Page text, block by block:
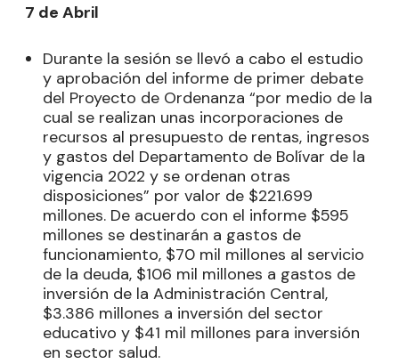
7 de Abril
Durante la sesión se llevó a cabo el estudio
y aprobación del informe de primer debate
del Proyecto de Ordenanza “por medio de la
cual se realizan unas incorporaciones de
recursos al presupuesto de rentas, ingresos
y gastos del Departamento de Bolívar de la
vigencia 2022 y se ordenan otras
disposiciones” por valor de $221.699
millones. De acuerdo con el informe $595
millones se destinarán a gastos de
funcionamiento, $70 mil millones al servicio
de la deuda, $106 mil millones a gastos de
inversión de la Administración Central,
$3.386 millones a inversión del sector
educativo y $41 mil millones para inversión
en sector salud.